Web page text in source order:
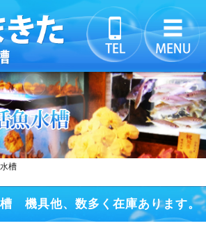
槽
機具他、数多く在庫あります。